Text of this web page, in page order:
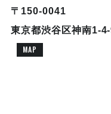
〒150-0041
東京都渋谷区神南1-
MAP